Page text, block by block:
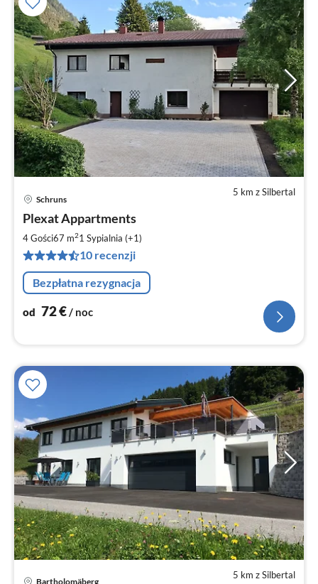
5 km z Silbertal
Schruns
Plexat Appartments
4 Gości67 m21 Sypialnia (+1)
10 recenzji
Bezpłatna rezygnacja
od 72€/ noc
5 km z Silbertal
Bartholomäberg